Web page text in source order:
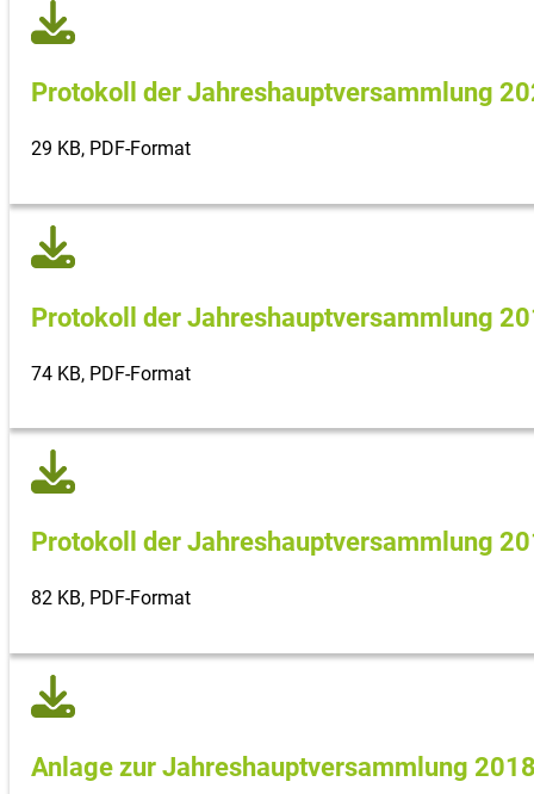
Protokoll der Jahreshaupt­versammlung
29 KB, PDF-Format
Protokoll der Jahreshaupt­versammlung
74 KB, PDF-Format
Protokoll der Jahreshaupt­versammlung
82 KB, PDF-Format
Anlage zur Jahreshaupt­versammlung